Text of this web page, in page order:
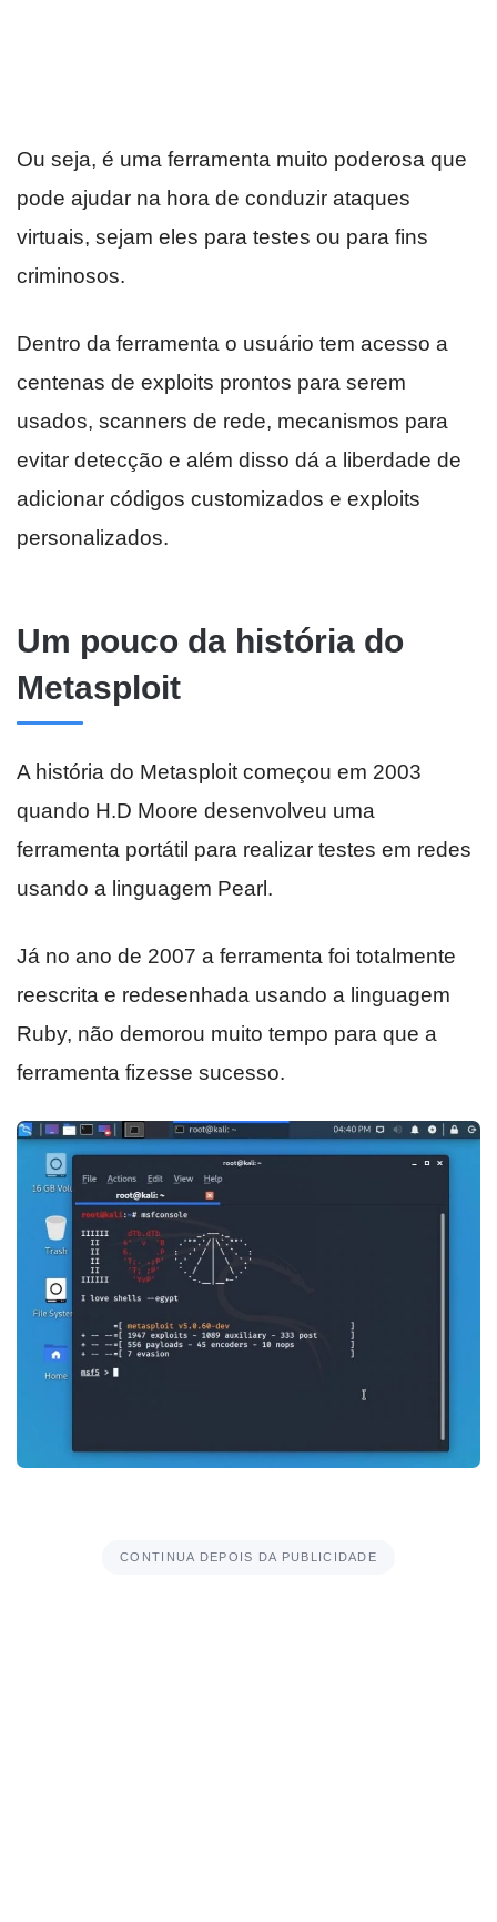
Ou seja, é uma ferramenta muito poderosa que
pode ajudar na hora de conduzir ataques
virtuais, sejam eles para testes ou para fins
criminosos.
Dentro da ferramenta o usuário tem acesso a
centenas de exploits prontos para serem
usados, scanners de rede, mecanismos para
evitar detecção e além disso dá a liberdade de
adicionar códigos customizados e exploits
personalizados.
Um pouco da história do
Metasploit
A história do Metasploit começou em 2003
quando H.D Moore desenvolveu uma
ferramenta portátil para realizar testes em redes
usando a linguagem Pearl.
Já no ano de 2007 a ferramenta foi totalmente
reescrita e redesenhada usando a linguagem
Ruby, não demorou muito tempo para que a
ferramenta fizesse sucesso.
CONTINUA DEPOIS DA PUBLICIDADE